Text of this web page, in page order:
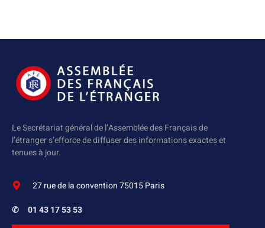
Le Secrétariat général de l’Assemblée des Français de
l’étranger s’efforce de diffuser des informations exactes et
tenues à jour.
27 rue de la convention 75015 Paris
✆ 01 43 17 53 53